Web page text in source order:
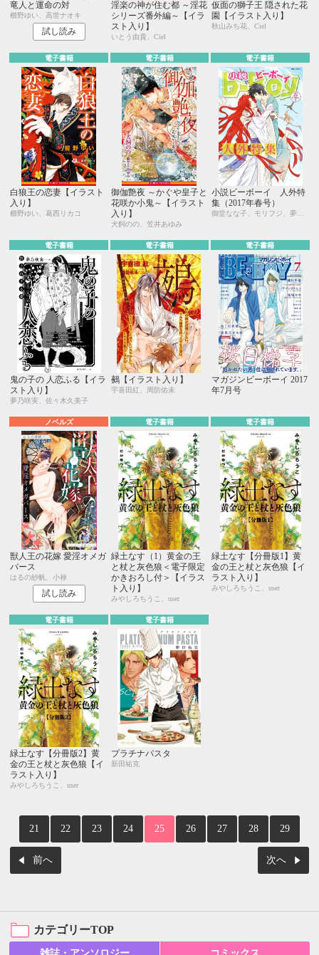
竜人と運命の対
櫛野ゆい、高世ナオキ
試し読み
淫楽の神が住む都 ～淫花
シリーズ番外編～【イラ
スト入り】
いとう由貴、Ciel
仮面の獅子王 隠された花
園【イラスト入り】
秋山みち花、Ciel
電子書籍
白狼王の恋妻【イラスト
入り】
櫛野ゆい、葛西リカコ
電子書籍
御伽艶夜 ～かぐや皇子と
花咲か小鬼～【イラスト
入り】
犬飼のの、笠井あゆみ
電子書籍
小説ビーボーイ 人外特
集（2017年春号）
御堂なな子、モリフジ、夢乃咲実、佐々木久美子、飯田実樹、宇喜田紅、周防佑未、水壬楓子、しおべり由生、松梶もとや、加東セツコ、桑原水菜、葛西リカコ、あじみね朔生、永井三郎、林 マキ、ひたき、aso、二駒レイム、福嶋ユッカ、水瀬結月
電子書籍
鬼の子の 人恋ふる【イラ
スト入り】
夢乃咲実、佐々木久美子
電子書籍
鵺【イラスト入り】
宇喜田紅、周防佑未
電子書籍
マガジンビーボーイ 2017
年7月号
ノベルズ
獣人王の花嫁 愛淫オメガ
バース
はるの紗帆、小禄
試し読み
電子書籍
緑土なす（1）黄金の王
と杖と灰色狼＜電子限定
かきおろし付＞【イラス
ト入り】
みやしろちうこ、user
電子書籍
緑土なす【分冊版1】黄
金の王と杖と灰色狼【イ
ラスト入り】
みやしろちうこ、user
電子書籍
緑土なす【分冊版2】黄
金の王と杖と灰色狼【イ
ラスト入り】
みやしろちうこ、user
電子書籍
プラチナパスタ
新田祐克
前へ
21 22 23 24 25 26 27 28 29
次へ
カテゴリーTOP